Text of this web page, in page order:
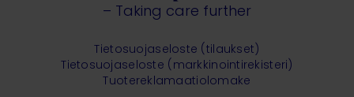
– Taking care further
Tietosuojaseloste (tilaukset)
Tietosuojaseloste (markkinointirekisteri)
Tuotereklamaatiolomake